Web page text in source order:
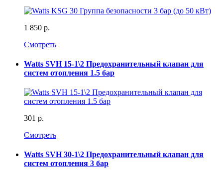
1 850 р.
Смотреть
Watts SVH 15-1\2 Предохранительный клапан для
систем отопления 1.5 бар
301 р.
Смотреть
Watts SVH 30-1\2 Предохранительный клапан для
систем отопления 3 бар